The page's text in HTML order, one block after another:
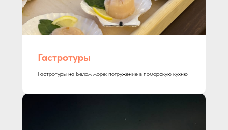
Гастротуры
Гастротуры на Белом море: погружение в поморскую кухню